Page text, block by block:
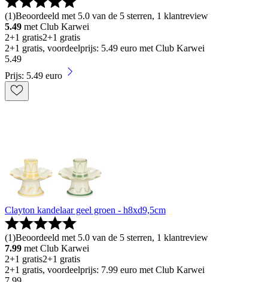
(1)Beoordeeld met 5.0 van de 5 sterren, 1 klantreview
5.49 met Club Karwei
2+1 gratis2+1 gratis
2+1 gratis, voordeelprijs: 5.49 euro met Club Karwei
5.49
Prijs: 5.49 euro
Clayton kandelaar geel groen - h8xd9,5cm
(1)Beoordeeld met 5.0 van de 5 sterren, 1 klantreview
7.99 met Club Karwei
2+1 gratis2+1 gratis
2+1 gratis, voordeelprijs: 7.99 euro met Club Karwei